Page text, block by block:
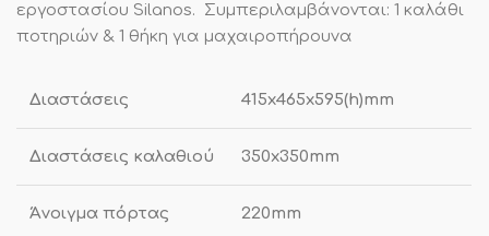
εργοστασίου Silanos. Συμπεριλαμβάνονται: 1 καλάθι
ποτηριών & 1 θήκη για μαχαιροπήρουνα
Διαστάσεις 415x465x595(h)mm
Διαστάσεις καλαθιού 350x350mm
Άνοιγμα πόρτας 220mm